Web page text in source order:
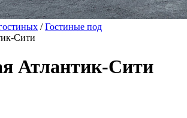
/Гостиные под
Сити
Атлантик-Сити